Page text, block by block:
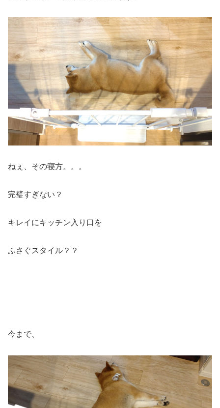
ねぇ、その寝方。。。
完璧すぎない？
キレイにキッチン入り口を
ふさぐスタイル？？
今まで、